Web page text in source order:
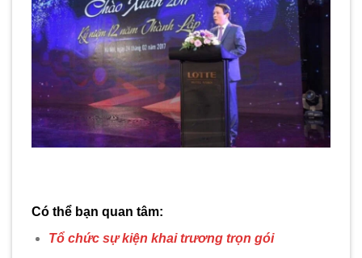
Có thể bạn quan tâm:
Tổ chức sự kiện khai trương trọn gói